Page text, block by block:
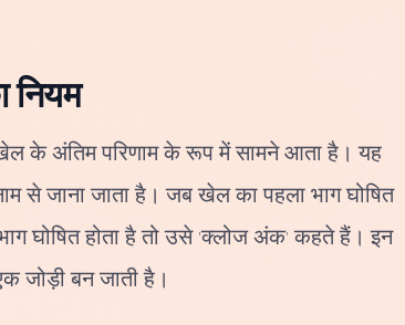
नियम
के अंतिम परिणाम के रूप में सामने आता है। यह
से जाना जाता है। जब खेल का पहला भाग घोषित
घोषित होता है तो उसे 'क्लोज अंक' कहते हैं। इन
जोड़ी बन जाती है।